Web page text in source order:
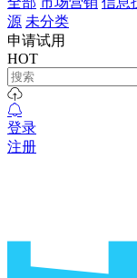
源 未分类
申请试用
HOT
登录
注册